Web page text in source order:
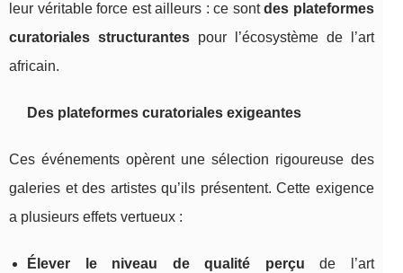
leur véritable force est ailleurs : ce sontdes plateformes
curatoriales structurantespour l’écosystème de l’art
africain.
Des plateformes curatoriales exigeantes
Ces événements opèrent une sélection rigoureuse des
galeries et des artistes qu’ils présentent. Cette exigence
a plusieurs effets vertueux :
Élever le niveau de qualité perçu de l’art